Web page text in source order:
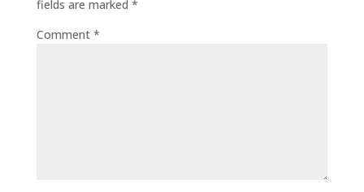
fields are marked *
Comment *